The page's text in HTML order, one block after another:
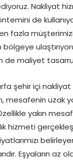
Nakliyat
de
fazla
de maliyet
şehir içi
mesafenin uzak
yakın
hizmeti
Eşyaların az